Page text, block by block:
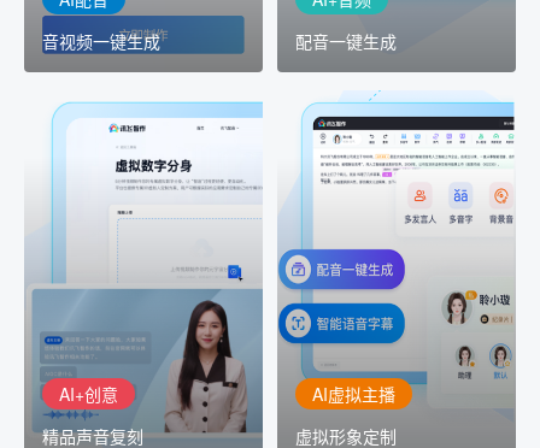
音视频一键生成 配音一键生成
AI+创意
精品声音复刻
AI+创意
精品声音复刻
AI+创意：AIGC 能力集中
展示窗口，体验 AIGC 给
生活和生产带来的改变
AI虚拟主播
虚拟形象定制
讯飞智作：让每一个内容
创作者高效生产灵活定制